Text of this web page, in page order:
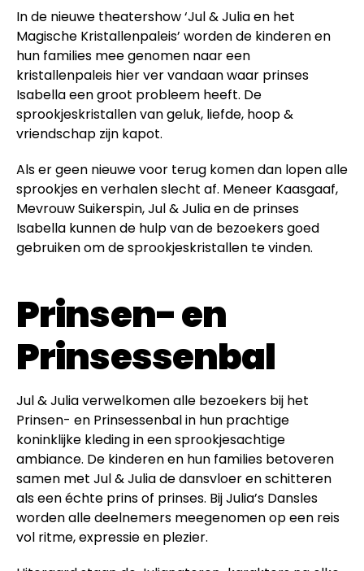
In de nieuwe theatershow ‘Jul & Julia en het
Magische Kristallenpaleis’ worden de kinderen en
hun families mee genomen naar een
kristallenpaleis hier ver vandaan waar prinses
Isabella een groot probleem heeft. De
sprookjeskristallen van geluk, liefde, hoop &
vriendschap zijn kapot.
Als er geen nieuwe voor terug komen dan lopen alle
sprookjes en verhalen slecht af. Meneer Kaasgaaf,
Mevrouw Suikerspin, Jul & Julia en de prinses
Isabella kunnen de hulp van de bezoekers goed
gebruiken om de sprookjeskristallen te vinden.
Prinsen- en
Prinsessenbal
Jul & Julia verwelkomen alle bezoekers bij het
Prinsen- en Prinsessenbal in hun prachtige
koninklijke kleding in een sprookjesachtige
ambiance. De kinderen en hun families betoveren
samen met Jul & Julia de dansvloer en schitteren
als een échte prins of prinses. Bij Julia’s Dansles
worden alle deelnemers meegenomen op een reis
vol ritme, expressie en plezier.